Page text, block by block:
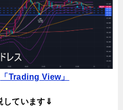
「Trading View」
しています⇓